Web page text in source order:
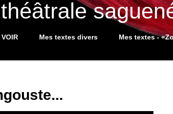
Mes textes divers Mes textes -